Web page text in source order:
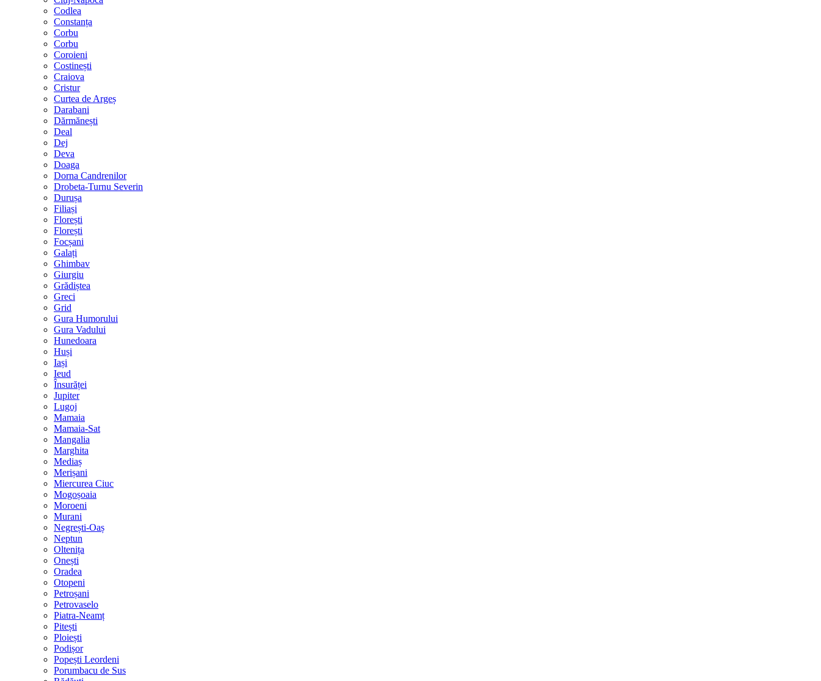
Codlea
Constanța
Corbu
Corbu
Coroieni
Costinești
Craiova
Cristur
Curtea de Argeș
Darabani
Dărmănești
Deal
Dej
Deva
Doaga
Dorna Candrenilor
Drobeta-Turnu Severin
Durușa
Filiași
Florești
Florești
Focșani
Galați
Ghimbav
Giurgiu
Grădiștea
Greci
Grid
Gura Humorului
Gura Vadului
Hunedoara
Huși
Iași
Ieud
Însurăței
Jupiter
Lugoj
Mamaia
Mamaia-Sat
Mangalia
Marghita
Mediaș
Merișani
Miercurea Ciuc
Mogoșoaia
Moroeni
Murani
Negrești-Oaș
Neptun
Oltenița
Onești
Oradea
Otopeni
Petroșani
Petrovaselo
Piatra-Neamț
Pitești
Ploiești
Podișor
Popești Leordeni
Porumbacu de Sus